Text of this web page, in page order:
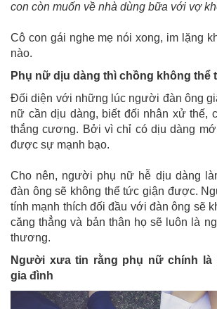
con còn muốn về nhà dùng bữa với vợ
Cô con gái nghe mẹ nói xong, im lặng
nào.
Phụ nữ dịu dàng thì chồng không thể
Đối diện với những lúc người đàn ông
nữ cần dịu dàng, biết đối nhân xử thế,
thắng cương. Bởi vì chỉ có dịu dàng
được sự mạnh bạo.
Cho nên, người phụ nữ hễ dịu dàng
đàn ông sẽ không thể tức giận được.
tính mạnh thích đối đầu với đàn ông sẽ
căng thẳng và bản thân họ sẽ luôn là
thương.
Người xưa tin rằng phụ nữ chính là
gia đình